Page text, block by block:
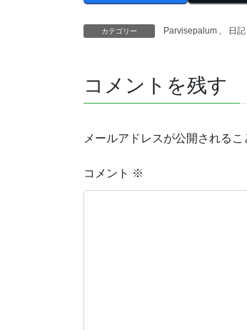
カテゴリー Parvisepalum 、 日記
コメントを残す
メールアドレスが公開されるこ
コメント ※